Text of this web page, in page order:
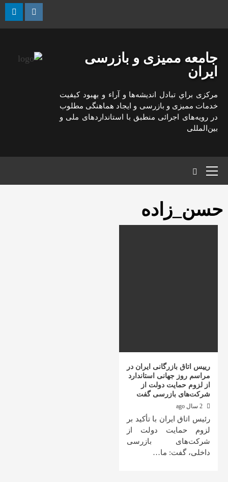
Instagram
جامعه ممیزی و بازرسی
ایران
مركزی براي تبادل انديشه‌ها و آراء و بهبود كيفيت
خدمات مميزی و بازرسی و ايجاد هماهنگی مطلوب
در رويه‌های اجرائی منطبق با استانداردهای ملی و
بين‌المللی
حسن_زاده
رییس اتاق بازرگانی ایران در
مراسم روز جهانی استاندارد
از لزوم حمایت دولت از
شرکت‌های بازرسی گفت
رئیس اتاق ایران با تأکید بر
لزوم حمایت دولت از
شرکت‌های بازرسی
داخلی، گفت: ما…